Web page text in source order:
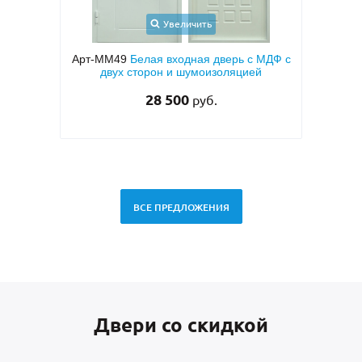
Увеличить
Арт-ММ1573Входная дверь с
металлофиленкой, бугельной ручкой и
RAL 7021
ВСЕ ПРЕДЛОЖЕНИЯ
Двери со скидкой